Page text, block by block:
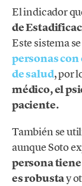
El indicador
de
Este sistema
personas
de salud, por
médico, el
paciente.
También se
aunque Soto
persona
es robustay